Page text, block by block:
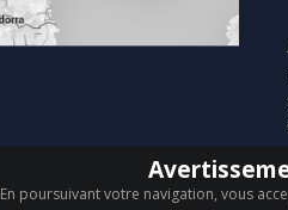
En poursuivant votre navigation, vous